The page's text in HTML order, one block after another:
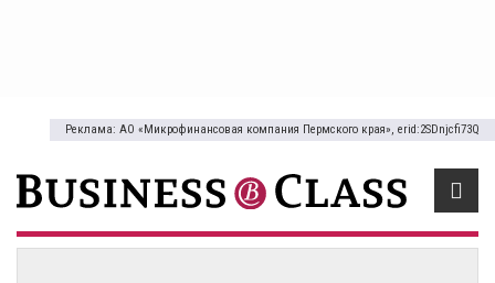
Реклама: АО «Микрофинансовая компания Пермского края», erid:2SDnjcfi73Q